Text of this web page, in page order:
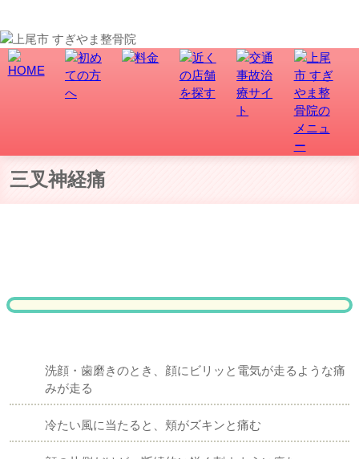
三叉神経痛
洗顔・歯磨きのとき、顔にビリッと電気が走るような痛
みが走る
冷たい風に当たると、頬がズキンと痛む